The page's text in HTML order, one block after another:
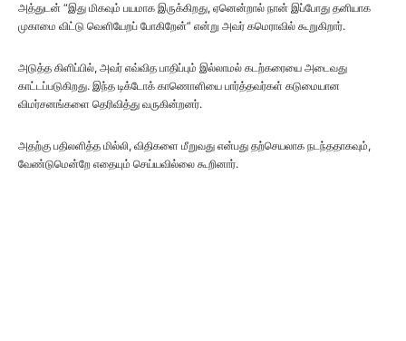
அத்துடன் “இது மிகவும் பயமாக இருக்கிறது, ஏனென்றால் நான் இப்போது தனியாக
முகாமை விட்டு வெளியேறப் போகிறேன்” என்று அவர் கமெராவில் கூறுகிறார்.
அடுத்த கிளிப்பில், அவர் எவ்வித பாதிப்பும் இல்லாமல் கடற்கரையை அடைவது
காட்டப்படுகிறது. இந்த டிக்டோக் காணொளியை பார்த்தவர்கள் கடுமையான
விமர்சனங்களை தெரிவித்து வருகின்றனர்.
அதற்கு பதிலளித்த மில்லி, விதிகளை மீறுவது என்பது தற்செயலாக நடந்ததாகவும்,
வேண்டுமென்றே எதையும் செய்யவில்லை கூறினார்.